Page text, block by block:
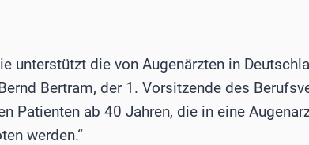
unterstützt die von Augenärzten in
Bertram, der 1. Vorsitzende des
Patienten ab 40 Jahren, die in eine
werden.“